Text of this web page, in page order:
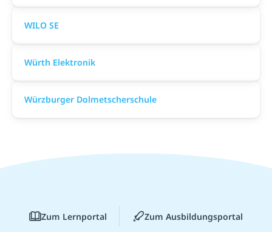
WILO SE
Würth Elektronik
Würzburger Dolmetscherschule
Zum Lernportal Zum Ausbildungsportal